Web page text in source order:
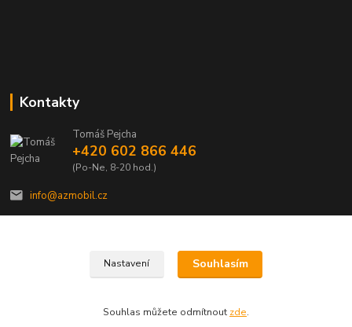
Kontakty
Tomáš Pejcha
+420 602 866 446
(Po-Ne, 8-20 hod.)
info@azmobil.cz
Veškeré texty a popisy vytvořil Tomáš Pejcha - 2009-2026 © AZMOBIL.CZ
Nastavení Souhlasím
Souhlas můžete odmítnout zde.